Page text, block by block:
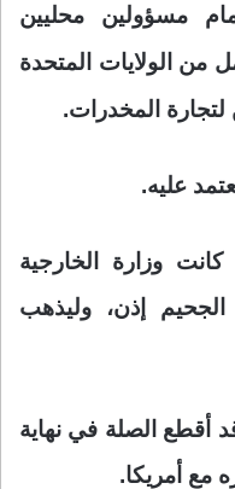
مسؤولين محليين
من الولايات المتحدة
لتجارة المخدرات.
عليه.
وزارة الخارجية
الجحيم إذن، وليذهب
أقطع الصلة في نهاية
مع أمريكا.